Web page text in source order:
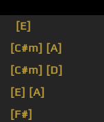
[E]
[C#m] [A]
[C#m] [D]
[E] [A]
[F#]